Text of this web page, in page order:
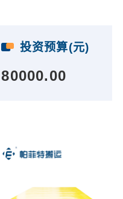
投资预算(元)
80000.00